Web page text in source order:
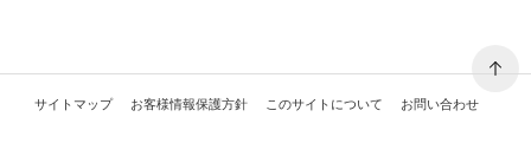
サイトマップ お客様情報保護方針 このサイトについて お問い合わせ